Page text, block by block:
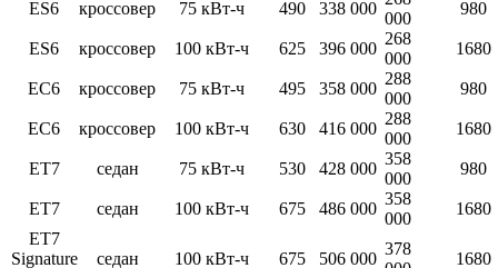
ES6 кроссовер 75 кВт-ч 490 338 000
000
980
ES6 кроссовер 100 кВт-ч 625 396 000
268
000
1680
EC6 кроссовер 75 кВт-ч 495 358 000
288
000
980
EC6 кроссовер 100 кВт-ч 630 416 000
288
000
1680
ET7 седан 75 кВт-ч 530 428 000
358
000
980
ET7 седан 100 кВт-ч 675 486 000
358
000
1680
ET7
Signature
седан 100 кВт-ч 675 506 000
378
1680